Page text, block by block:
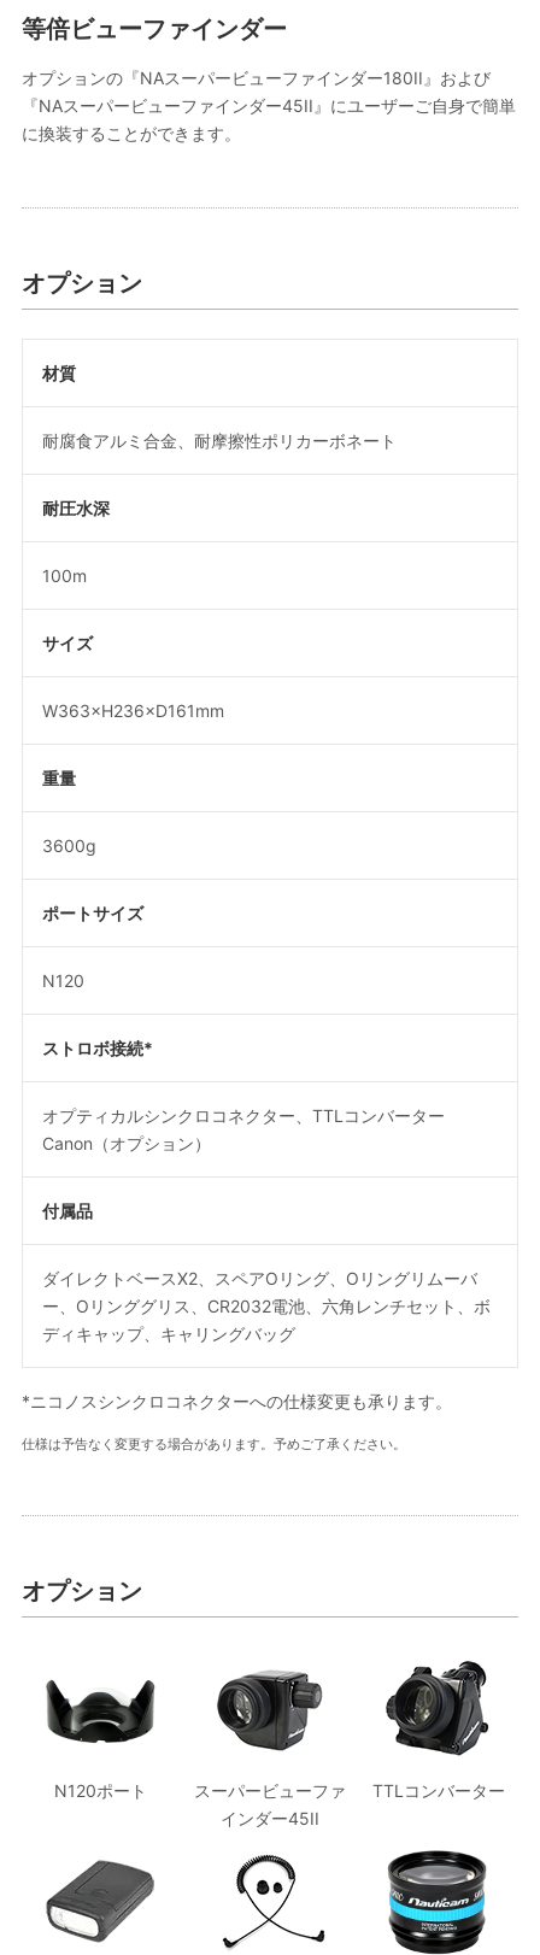
等倍ビューファインダー
オプションの『NAスーパービューファインダー180II』および
『NAスーパービューファインダー45II』にユーザーご自身で簡単
に換装することができます。
オプション
材質
耐腐食アルミ合金、耐摩擦性ポリカーボネート
耐圧水深
100m
サイズ
W363×H236×D161mm
重量
3600g
ポートサイズ
N120
ストロボ接続*
オプティカルシンクロコネクター、TTLコンバーター
Canon（オプション）
付属品
ダイレクトベースX2、スペアOリング、Oリングリムーバ
ー、Oリンググリス、CR2032電池、六角レンチセット、ボ
ディキャップ、キャリングバッグ
*ニコノスシンクロコネクターへの仕様変更も承ります。
仕様は予告なく変更する場合があります。予めご了承ください。
オプション
N120ポート
スーパービューファ
インダー45II
TTLコンバーター